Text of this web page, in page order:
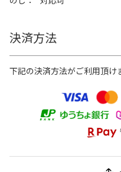
決済方法
下記の決済方法がご利用頂け